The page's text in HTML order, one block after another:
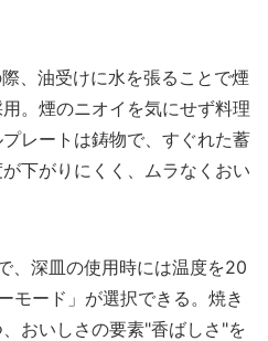
、油受けに水を張ることで煙
。煙のニオイを気にせず料理
レートは鋳物で、すぐれた蓄
下がりにくく、ムラなくおい
、深皿の使用時には温度を20
モード」が選択できる。焼き
おいしさの要素"香ばしさ"を